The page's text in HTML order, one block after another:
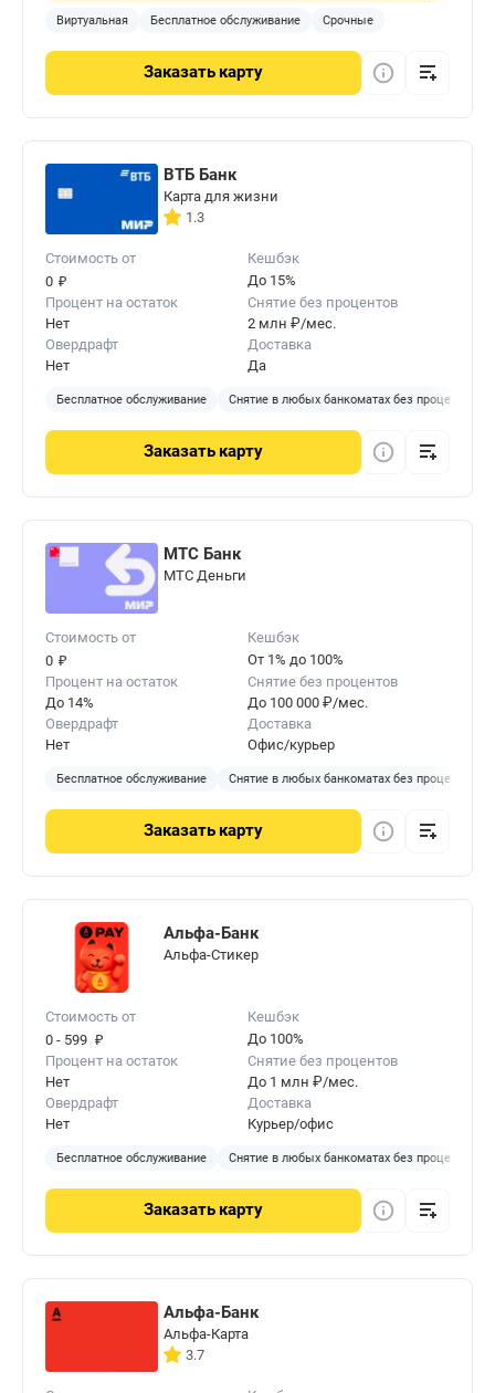
Виртуальная Бесплатное обслуживание Срочные
Заказать карту
ВТБ Банк
Карта для жизни
1.3
Стоимость от
0 ₽
Кешбэк
До 15%
Процент на остаток
Нет
Снятие без процентов
2 млн ₽/мес.
Овердрафт
Нет
Доставка
Да
Бесплатное обслуживание Снятие в любых банкоматах без процентов
Заказать карту
МТС Банк
МТС Деньги
Стоимость от
0 ₽
Кешбэк
От 1% до 100%
Процент на остаток
До 14%
Снятие без процентов
До 100 000 ₽/мес.
Овердрафт
Нет
Доставка
Офис/курьер
Бесплатное обслуживание Снятие в любых банкоматах без процентов
Заказать карту
Альфа-Банк
Альфа-Стикер
Стоимость от
0 - 599 ₽
Кешбэк
До 100%
Процент на остаток
Нет
Снятие без процентов
До 1 млн ₽/мес.
Овердрафт
Нет
Доставка
Курьер/офис
Бесплатное обслуживание Снятие в любых банкоматах без процентов
Заказать карту
Альфа-Банк
Альфа-Карта
3.7